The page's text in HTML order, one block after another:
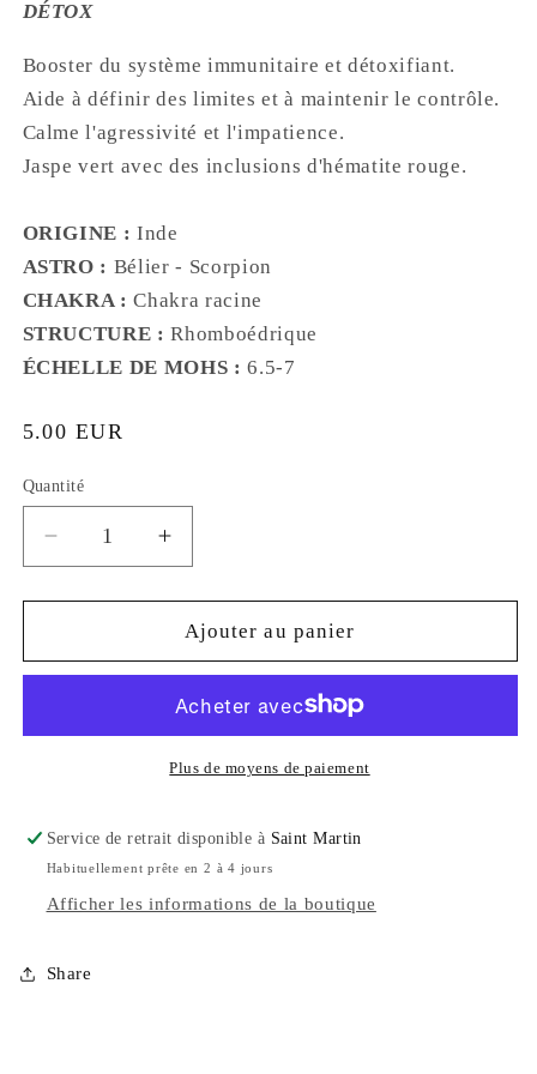
DÉTOX
Booster du système immunitaire et détoxifiant.
Aide à définir des limites et à maintenir le contrôle.
Calme l'agressivité et l'impatience.
Jaspe vert avec des inclusions d'hématite rouge.
ORIGINE : Inde
ASTRO : Bélier - Scorpion
CHAKRA : Chakra racine
STRUCTURE : Rhomboédrique
ÉCHELLE DE MOHS : 6.5-7
Prix
5.00 EUR
Quantité
Réduire
la
quantité
HÉLIOTROPE
SANGUIN
Augmenter
la
quantité
de
HÉLIOTROPE
JASPE
SANGUIN
Ajouter au panier
Plus de moyens de paiement
Service de retrait disponible à Saint Martin
Habituellement prête en 2 à 4 jours
Afficher les informations de la boutique
Share